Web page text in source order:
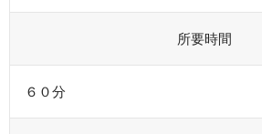
所要時間
６０分